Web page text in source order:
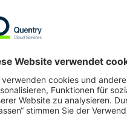
Flexibilität
Zur Datennutzung
stehen unterschiedliche
Abonnements zur
Verfügung, die nach